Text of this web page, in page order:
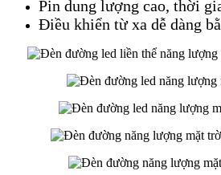
Pin dung lượng cao, thời
Điều khiển từ xa dễ dàng